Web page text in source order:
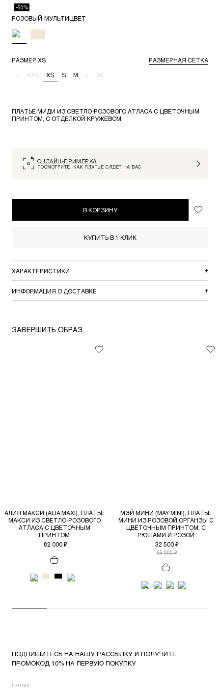
-50%
ПЛАТЬЕ МИДИ ИЗ СВЕТЛО-РОЗОВОГО АТЛАСА С ЦВЕТОЧНЫМ
ПРИНТОМ, С ОТДЕЛКОЙ КРУЖЕВОМ
РОЗОВЫЙ-МУЛЬТИЦВЕТ
ОНЛАЙН-ПРИМЕРКА
ПОСМОТРИТЕ, КАК ПЛАТЬЕ СЯДЕТ НА ВАС
В КОРЗИНУ
КУПИТЬ В 1 КЛИК
РАЗМЕР XS РАЗМЕРНАЯ СЕТКА
- XXS XS S M L XL
ХАРАКТЕРИСТИКИ
ИНФОРМАЦИЯ О ДОСТАВКЕ
ЗАВЕРШИТЬ ОБРАЗ
АЛИЯ МАКСИ (ALIA MAXI), ПЛАТЬЕ
МАКСИ ИЗ СВЕТЛО-РОЗОВОГО
АТЛАСА С ЦВЕТОЧНЫМ
ПРИНТОМ
82 000 ₽
МЭЙ МИНИ (MAY MINI), ПЛАТЬЕ
МИНИ ИЗ РОЗОВОЙ ОРГАНЗЫ С
ЦВЕТОЧНЫМ ПРИНТОМ, С
РЮШАМИ И РОЗОЙ
32 500 ₽
65 000 ₽
ПОДПИШИТЕСЬ НА НАШУ РАССЫЛКУ И ПОЛУЧИТЕ
ПРОМОКОД 10% НА ПЕРВУЮ ПОКУПКУ